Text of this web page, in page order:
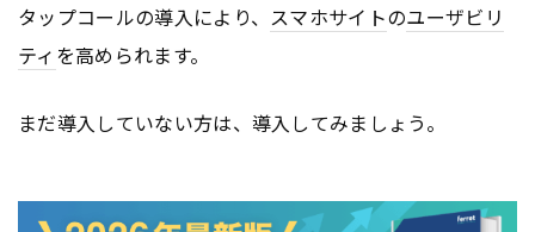
タップコールの導入により、 スマホサイトのユーザビリ
ティ を高められます。
まだ導入していない方は、導入してみましょう。